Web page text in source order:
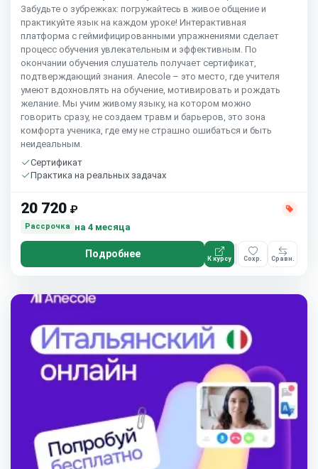
Забудьте о зубрежках: погружайтесь в живое общение и
практикуйте язык на каждом уроке! Интерактивная
платформа с геймифицированными упражнениями сделает
процесс обучения увлекательным и эффективным. По
окончании обучения слушатель получает сертификат,
подтверждающий знания. Anecole – это место, где учителя
умеют вдохновлять на обучение, мотивировать и рождать
желание. Мы учим живому языку, на котором можно
говорить сразу, не создаем травм и барьеров, это зона
комфорта ученика, где ему не страшно ошибаться и быть
неидеальным.
Сертификат
Практика на реальных задачах
20 720 ₽
Рассрочка на 4 месяца
Подробнее К курсу Сохр. Сравн.